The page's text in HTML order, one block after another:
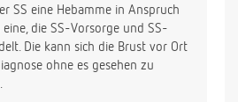
SS eine Hebamme in Anspruch
die SS-Vorsorge und SS-
Die kann sich die Brust vor Ort
ohne es gesehen zu